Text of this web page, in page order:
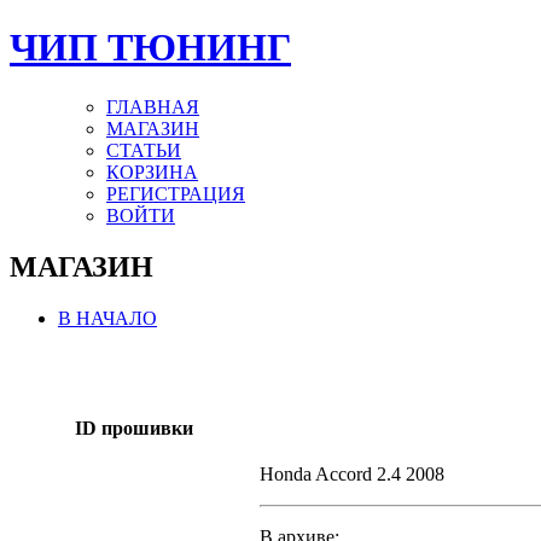
ЧИП ТЮНИНГ
ГЛАВНАЯ
МАГАЗИН
СТАТЬИ
КОРЗИНА
РЕГИСТРАЦИЯ
ВОЙТИ
МАГАЗИН
В НАЧАЛО
ID прошивки
Honda Accord 2.4 2008
В архиве: